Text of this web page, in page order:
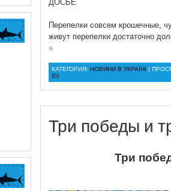
ДОСЬЕ
Перепелки совсем крошечные,
живут перепелки достаточно
»
КАТЕГОРИЯ: НОВИНИ В УКРАЇНІ |
(0)
Три победы и
Три